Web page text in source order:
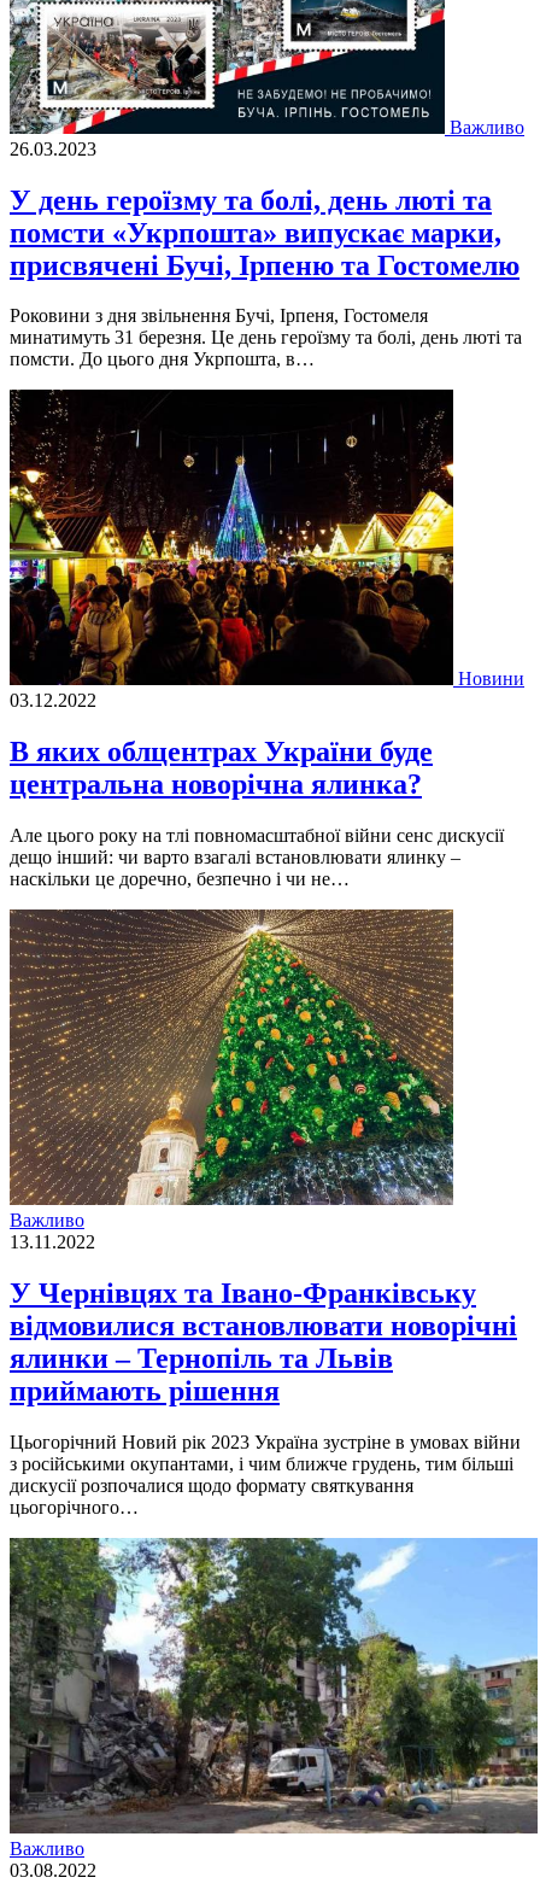
Важливо
26.03.2023
У день героїзму та болі, день люті та
помсти «Укрпошта» випускає марки,
присвячені Бучі, Ірпеню та Гостомелю
Роковини з дня звiльнення Бучi, Iрпеня, Гостомеля
минатимуть 31 березня. Це день героїзму та болi, день лютi та
помсти. До цього дня Укрпошта, в…
Новини
03.12.2022
В яких облцентрах України буде
центральна новорічна ялинка?
Але цього року на тлi повномасштабної вiйни сенс дискусiї
дещо iнший: чи варто взагалi встановлювати ялинку –
наскiльки це доречно, безпечно i чи не…
Важливо
13.11.2022
У Чернівцях та Івано-Франківську
відмовилися встановлювати новорічні
ялинки – Тернопіль та Львів
приймають рішення
Цьогорiчний Новий рiк 2023 Україна зустрiне в умовах вiйни
з росiйськими окупантами, i чим ближче грудень, тим бiльшi
дискусiї розпочалися щодо формату святкування
цьогорiчного…
Важливо
03.08.2022